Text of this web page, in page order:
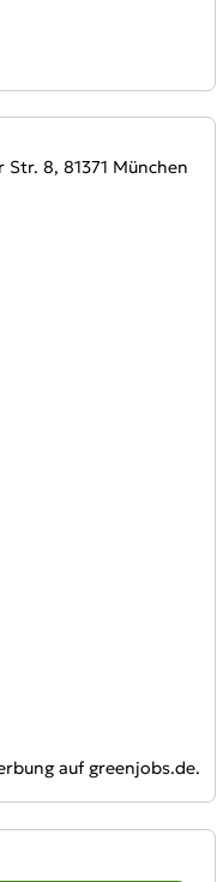
8, 81371 München
auf greenjobs.de.